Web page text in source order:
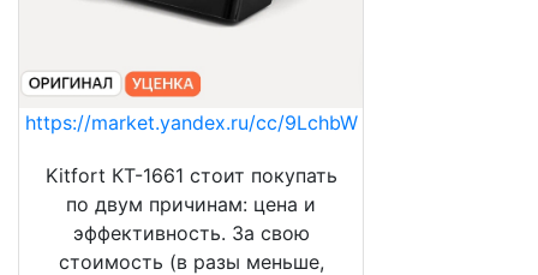
https://market.yandex.ru/cc/9LchbW
Kitfort КТ-1661 стоит покупать
по двум причинам: цена и
эффективность. За свою
стоимость (в разы меньше,